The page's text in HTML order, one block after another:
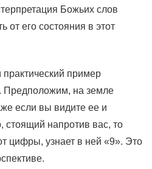
Божьих слов
от его состояния в этот
пример
Предположим, на земле
если вы видите ее и
стоящий напротив вас, то
цифры, узнает в ней «9». Это